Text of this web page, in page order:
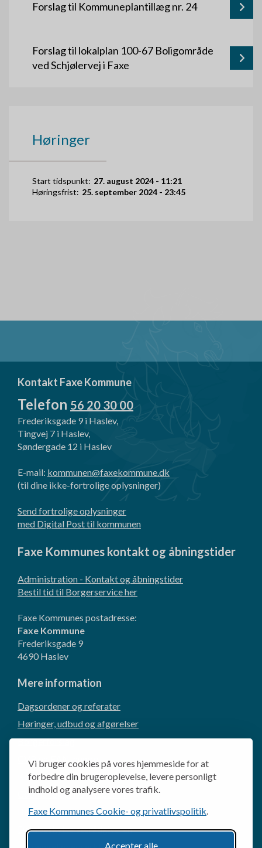
Vi bruger cookies på vores hjemmeside for at
forbedre din brugeroplevelse, levere personligt
indhold og analysere vores trafik.
Faxe Kommunes Cookie- og privatlivspolitik.
Accepter alle
Forslag til Kommuneplantillæg nr. 24
Forslag til lokalplan 100-67 Boligområde
ved Schjølervej i Faxe
Høringer
Start tidspunkt: 27. august 2024 - 11:21
Høringsfrist: 25. september 2024 - 23:45
Kontakt Faxe Kommune
Telefon 56 20 30 00
Frederiksgade 9 i Haslev,
Tingvej 7 i Haslev,
Søndergade 12 i Haslev
E-mail: kommunen@faxekommune.dk
(til dine ikke-fortrolige oplysninger)
Send fortrolige oplysninger
med Digital Post til kommunen
Faxe Kommunes kontakt og åbningstider
Administration - Kontakt og åbningstider
Bestil tid til Borgerservice her
Faxe Kommunes postadresse:
Faxe Kommune
Frederiksgade 9
4690 Haslev
Mere information
Dagsordener og referater
Høringer, udbud og afgørelser
Borgerforslag
CVR og EAN-numre
Kommunikation og presse
Cookie- og privatlivspolitik
Behandling af personoplysninger
Databeskyttelsesrådgiveren